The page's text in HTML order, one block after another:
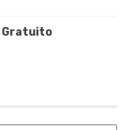
Gratuito